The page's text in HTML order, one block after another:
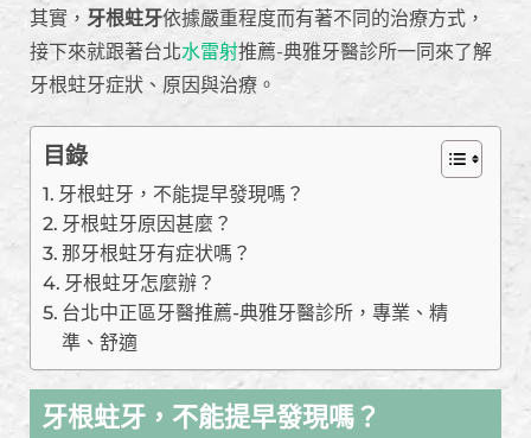
其實， 牙根蛀牙依據嚴重程度而有著不同的治療方式，
接下來就跟著台北水雷射推薦-典雅牙醫診所一同來了解
牙根蛀牙症狀、原因與治療。
目錄
牙根蛀牙，不能提早發現嗎？
牙根蛀牙原因甚麼？
那牙根蛀牙有症状嗎？
牙根蛀牙怎麼辦？
台北中正區牙醫推薦-典雅牙醫診所，專業、精
準、舒適
牙根蛀牙，不能提早發現嗎？